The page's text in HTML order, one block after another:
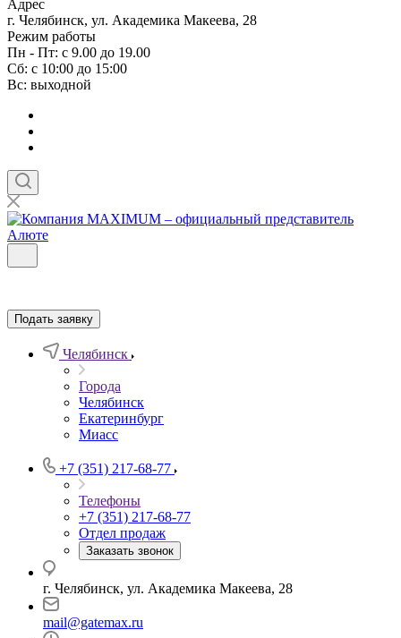
Адрес
г. Челябинск, ул. Академика Макеева, 28
Режим работы
Пн - Пт: с 9.00 до 19.00
Сб: с 10:00 до 15:00
Вс: выходной
Подать заявку
Челябинск
Города
Челябинск
Екатеринбург
Миасс
+7 (351) 217-68-77
Телефоны
+7 (351) 217-68-77
Отдел продаж
Заказать звонок
г. Челябинск, ул. Академика Макеева, 28
mail@gatemax.ru